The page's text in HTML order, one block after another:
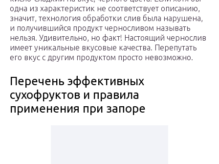
одна из характеристик не соответствует описанию,
значит, технология обработки слив была нарушена,
и получившийся продукт черносливом называть
нельзя. Удивительно, но факт! Настоящий чернослив
имеет уникальные вкусовые качества. Перепутать
его вкус с другим продуктом просто невозможно.
Перечень эффективных
сухофруктов и правила
применения при запоре